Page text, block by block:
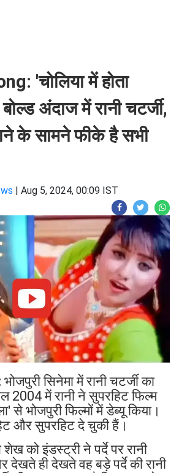
'चोलिया में होता
अंदाज में रानी चटर्जी,
के सामने फीके है सभी
| Aug 5, 2024, 00:09 IST
भोजपुरी सिनेमा में रानी चटर्जी का
2004 में रानी ने सुपरहिट फिल्म
से भोजपुरी फिल्मों में डेब्यू किया।
और सुपरहिट दे चुकी हैं।
शेख को इंडस्ट्री ने पर्दे पर रानी
देखते ही देखते वह बड़े पर्दे की रानी